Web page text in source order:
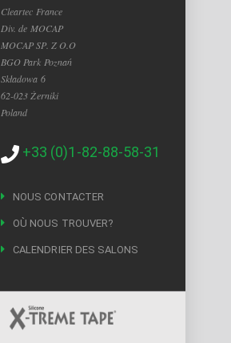
Cleartec France
Div. de MOCAP
MOCAP SP. Z O.O
BGO Park Poznań
Składowa 6
62-023 Żerniki
Poland
+33 (0)1-82-88-58-31
NOUS CONTACTER
OÙ NOUS TROUVER?
CALENDRIER DES SALONS